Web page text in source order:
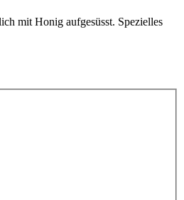
mit Honig aufgesüsst. Spezielles